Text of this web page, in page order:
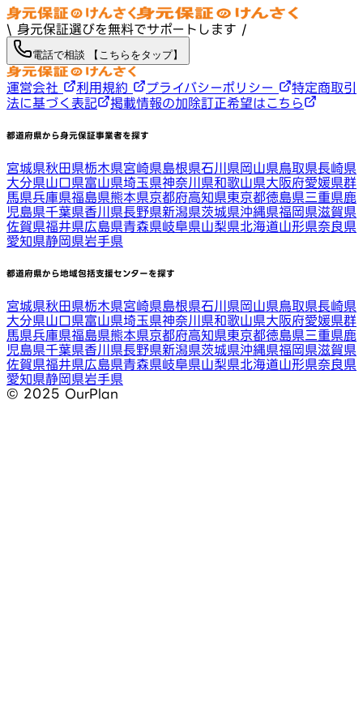
\ 身元保証選びを無料でサポートします /
電話で相談 【こちらをタップ】
運営会社 利用規約 プライバシーポリシー
特定商取引
法に基づく表記
掲載情報の加除訂正希望はこちら
都道府県から身元保証事業者を探す
宮城県秋田県栃木県宮崎県島根県石川県岡山県鳥取県長崎県
大分県山口県富山県埼玉県神奈川県和歌山県大阪府愛媛県群
馬県兵庫県福島県熊本県京都府高知県東京都徳島県三重県鹿
児島県千葉県香川県長野県新潟県茨城県沖縄県福岡県滋賀県
佐賀県福井県広島県青森県岐阜県山梨県北海道山形県奈良県
愛知県静岡県岩手県
都道府県から地域包括支援センターを探す
宮城県秋田県栃木県宮崎県島根県石川県岡山県鳥取県長崎県
大分県山口県富山県埼玉県神奈川県和歌山県大阪府愛媛県群
馬県兵庫県福島県熊本県京都府高知県東京都徳島県三重県鹿
児島県千葉県香川県長野県新潟県茨城県沖縄県福岡県滋賀県
佐賀県福井県広島県青森県岐阜県山梨県北海道山形県奈良県
愛知県静岡県岩手県
©︎ 2025 OurPlan